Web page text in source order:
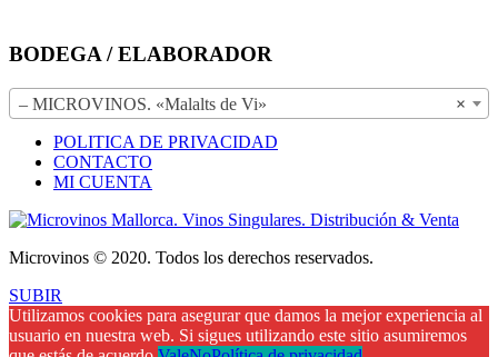
BODEGA / ELABORADOR
×
– MICROVINOS. «Malalts de Vi»
POLITICA DE PRIVACIDAD
CONTACTO
MI CUENTA
Microvinos © 2020. Todos los derechos reservados.
SUBIR
Utilizamos cookies para asegurar que damos la mejor experiencia al
usuario en nuestra web. Si sigues utilizando este sitio asumiremos